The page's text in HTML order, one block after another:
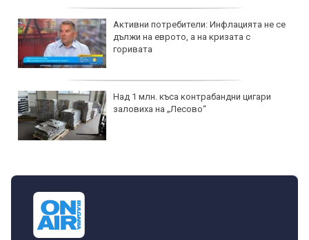
Активни потребители: Инфлацията не се
дължи на еврото, а на кризата с
горивата
Над 1 млн. къса контрабандни цигари
заловиха на „Лесово“